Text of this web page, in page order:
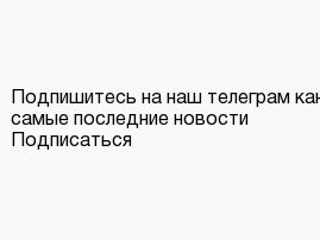
Подпишитесь на наш телеграм
самые последние новости
Подписаться